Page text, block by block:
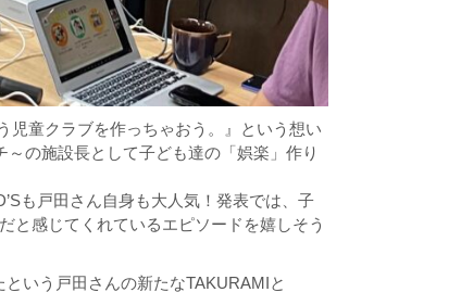
児童クラブを作っちゃおう。』という想い
の施設長として子ども達の「娯楽」作り
も戸田さん自身も大人気！発表では、子
と感じてくれているエピソードを嬉しそう
という戸田さんの新たなTAKURAMIと